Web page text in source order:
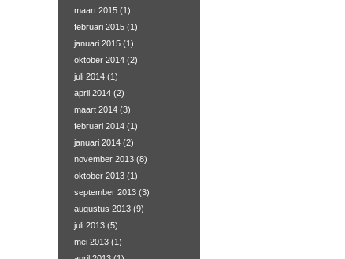
maart 2015(1)
februari 2015(1)
januari 2015(1)
oktober 2014(2)
juli 2014(1)
april 2014(2)
maart 2014(3)
februari 2014(1)
januari 2014(2)
november 2013(8)
oktober 2013(1)
september 2013(3)
augustus 2013(9)
juli 2013(5)
mei 2013(1)